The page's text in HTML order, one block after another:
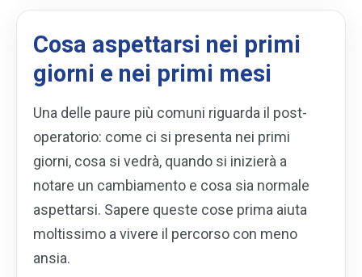
Cosa aspettarsi nei primi
giorni e nei primi mesi
Una delle paure più comuni riguarda il post-
operatorio: come ci si presenta nei primi
giorni, cosa si vedrà, quando si inizierà a
notare un cambiamento e cosa sia normale
aspettarsi. Sapere queste cose prima aiuta
moltissimo a vivere il percorso con meno
ansia.